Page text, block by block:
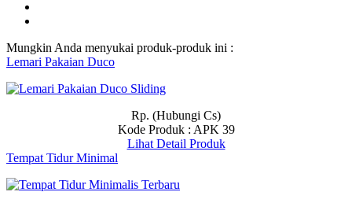
Mungkin Anda menyukai produk-produk ini :
Lemari Pakaian Duco
Rp. (Hubungi Cs)
Kode Produk : APK 39
Lihat Detail Produk
Tempat Tidur Minimal